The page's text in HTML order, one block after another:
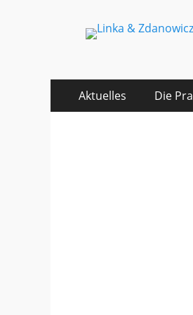
Linka &
Gynäkologische
Primäres
Menü
Zum
Inhalt
Aktuelles Die